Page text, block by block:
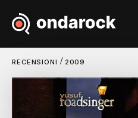
RECENSIONI / 2009